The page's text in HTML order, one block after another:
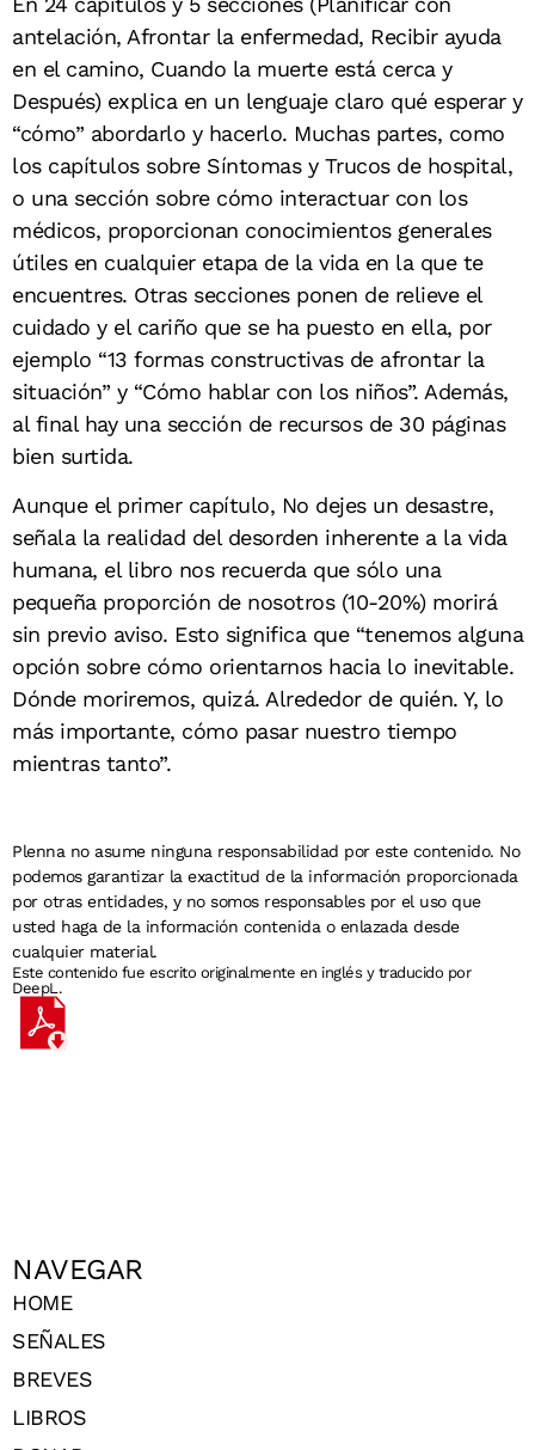
antelación, Afrontar la enfermedad, Recibir ayuda
en el camino, Cuando la muerte está cerca y
Después) explica en un lenguaje claro qué esperar y
“cómo” abordarlo y hacerlo. Muchas partes, como
los capítulos sobre Síntomas y Trucos de hospital,
o una sección sobre cómo interactuar con los
médicos, proporcionan conocimientos generales
útiles en cualquier etapa de la vida en la que te
encuentres. Otras secciones ponen de relieve el
cuidado y el cariño que se ha puesto en ella, por
ejemplo “13 formas constructivas de afrontar la
situación” y “Cómo hablar con los niños”. Además,
al final hay una sección de recursos de 30 páginas
bien surtida.
Aunque el primer capítulo, No dejes un desastre,
señala la realidad del desorden inherente a la vida
humana, el libro nos recuerda que sólo una
pequeña proporción de nosotros (10-20%) morirá
sin previo aviso. Esto significa que “tenemos alguna
opción sobre cómo orientarnos hacia lo inevitable.
Dónde moriremos, quizá. Alrededor de quién. Y, lo
más importante, cómo pasar nuestro tiempo
mientras tanto”.
Plenna no asume ninguna responsabilidad por este contenido. No
podemos garantizar la exactitud de la información proporcionada
por otras entidades, y no somos responsables por el uso que
usted haga de la información contenida o enlazada desde
cualquier material.
Este contenido fue escrito originalmente en inglés y traducido por
DeepL.
NAVEGAR
HOME
SEÑALES
BREVES
LIBROS